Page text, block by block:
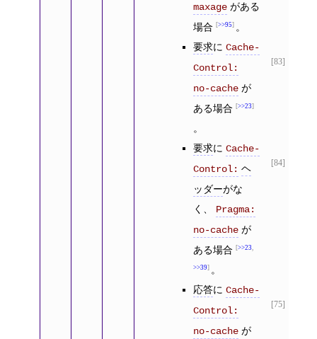
maxageがある
場合
>>95 。
[83]
要求に Cache-
Control:
no-cacheが
ある場合
>>23
。
[84]
要求に Cache-
Control: ヘ
ッダーがな
く、 Pragma:
no-cacheが
ある場合
>>23,
>>39 。
[75]
応答に Cache-
Control:
no-cacheが